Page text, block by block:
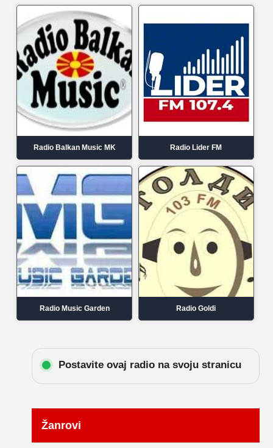
Radio Balkan Music MK Radio Lider FM
Radio Music Garden Radio Goldi
Postavite ovaj radio na svoju stranicu
Žanrovi